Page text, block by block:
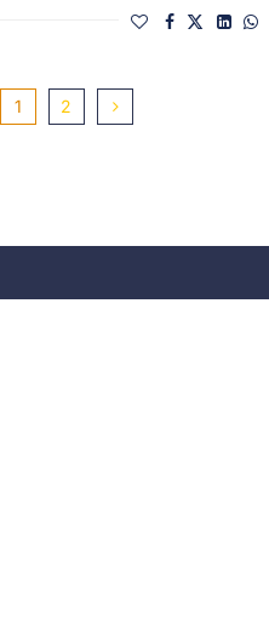
1 2